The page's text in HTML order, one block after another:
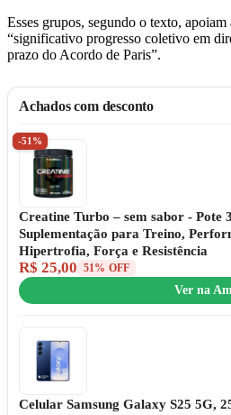
Esses grupos, segundo o texto,
“significativo progresso coletivo em
prazo do Acordo de Paris”.
Achados com desconto
-51%
Creatine Turbo – sem sabor - Pote
Suplementação para Treino,
Hipertrofia, Força e Resistência
R$ 25,00 51% OFF
Ver na
Celular Samsung Galaxy S25 5G,